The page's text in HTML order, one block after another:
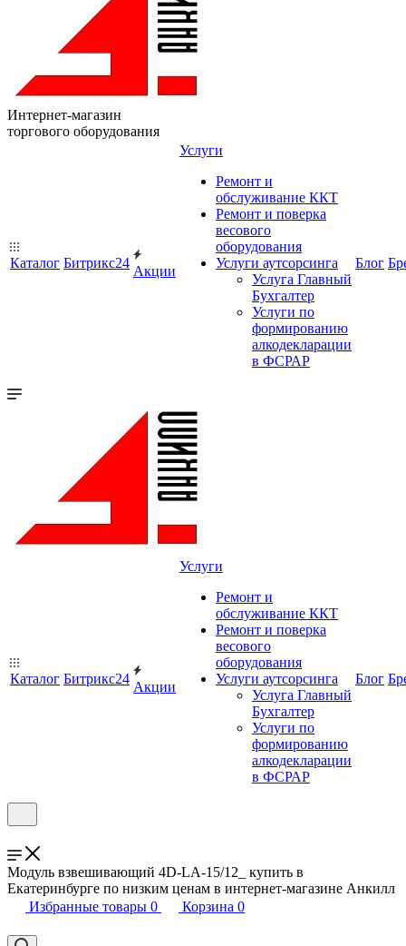
Интернет-магазин
торгового оборудования
Каталог Битрикс24
Акции
Услуги
Ремонт и
обслуживание ККТ
Ремонт и поверка
весового
оборудования
Услуги аутсорсинга
Услуга Главный
Бухгалтер
Услуги по
формированию
алкодекларации
в ФСРАР
Блог
Каталог Битрикс24
Акции
Услуги
Ремонт и
обслуживание ККТ
Ремонт и поверка
весового
оборудования
Услуги аутсорсинга
Услуга Главный
Бухгалтер
Услуги по
формированию
алкодекларации
в ФСРАР
Блог
Модуль взвешивающий 4D-LA-15/12_ купить в
Екатеринбурге по низким ценам в интернет-магазине Анкилл
Избранные товары 0 Корзина 0